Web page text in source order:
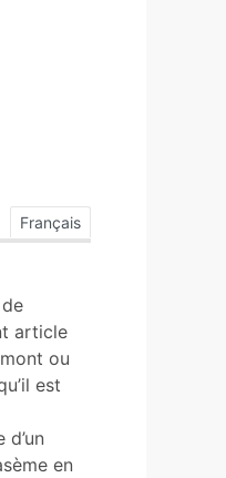
Français
article
ou
est
en